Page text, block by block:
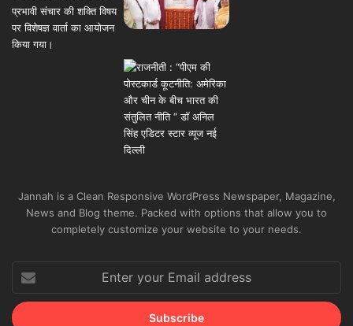
Jannah is a Clean Responsive WordPress Newspaper, Magazine,
News and Blog theme. Packed with options that allow you to
completely customize your website to your needs.
your
Email
address